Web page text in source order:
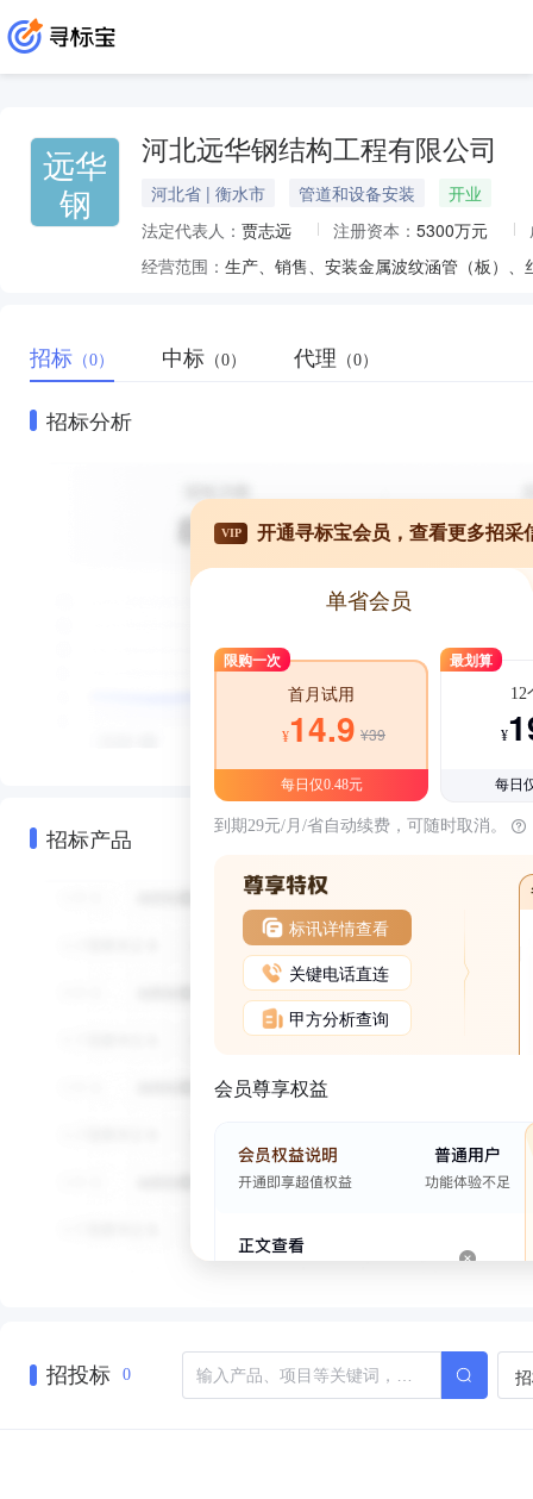
远华
钢
河北远华钢结构工程有限公司
河北省 | 衡水市 管道和设备安装
开业
法定代表人： 贾志远 注册资本： 5300万元
经营范围：
招标 （0） 中标 （0） 代理 （0）
招标分析
招标产品
VIP 开通寻标宝会员，查看更多招采
单省会员
限购一次
首月试用
¥14.9 ¥39
每日仅0.48元
最划算
12
¥
每日
到期29元/月/省自动续费，可随时取消。
标讯详情查看
关键电话直连
甲方分析查询
会员尊享权益
招投标 0